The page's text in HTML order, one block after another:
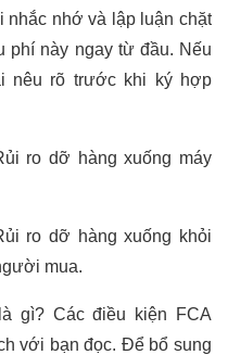
nhắc nhớ và lập luận chặt
phí này ngay từ đầu. Nếu
nêu rõ trước khi ký hợp
ro dỡ hàng xuống máy
ro dỡ hàng xuống khỏi
mua.
gì? Các điều kiện FCA
với bạn đọc. Để bổ sung